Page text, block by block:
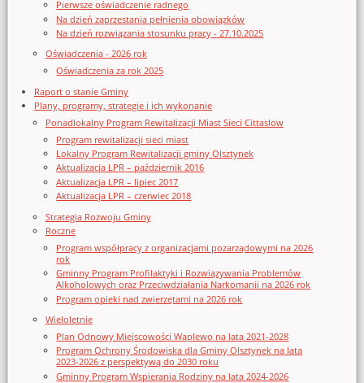
Pierwsze oświadczenie radnego
Na dzień zaprzestania pełnienia obowiązków
Na dzień rozwiązania stosunku pracy - 27.10.2025
Oświadczenia - 2026 rok
Oświadczenia za rok 2025
Raport o stanie Gminy
Plany, programy, strategie i ich wykonanie
Ponadlokalny Program Rewitalizacji Miast Sieci Cittaslow
Program rewitalizacji sieci miast
Lokalny Program Rewitalizacji gminy Olsztynek
Aktualizacja LPR – październik 2016
Aktualizacja LPR – lipiec 2017
Aktualizacja LPR – czerwiec 2018
Strategia Rozwoju Gminy
Roczne
Program współpracy z organizacjami pozarządowymi na 2026
rok
Gminny Program Profilaktyki i Rozwiązywania Problemów
Alkoholowych oraz Przeciwdziałania Narkomanii na 2026 rok
Program opieki nad zwierzętami na 2026 rok
Wieloletnie
Plan Odnowy Miejscowości Waplewo na lata 2021-2028
Program Ochrony Środowiska dla Gminy Olsztynek na lata
2023-2026 z perspektywą do 2030 roku
Gminny Program Wspierania Rodziny na lata 2024-2026